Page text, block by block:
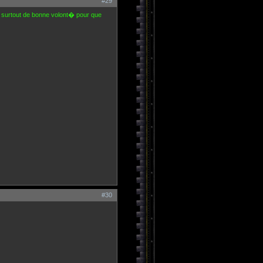
surtout de bonne volont� pour que
#30